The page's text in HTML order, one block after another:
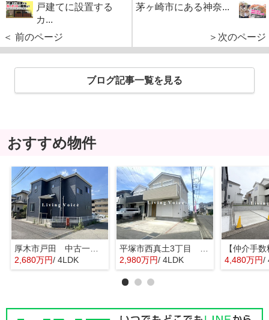
戸建てに設置する
カ...
＜ 前のページ
茅ヶ崎市にある神奈...
＞次のページ
ブログ記事一覧を見る
おすすめ物件
厚木市戸田 中古一戸建て
2,680万円/ 4LDK
2,980万円/ 4LDK 4,480万円/